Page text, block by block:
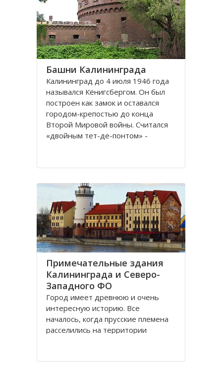
представлены прекрасные
Башни Калининграда
Калининград до 4 июля 1946 года
назывался Кёнигсбергом. Он был
построен как замок и оставался
городом-крепостью до конца
Второй Мировой войны. Считался
«двойным тет-де-понтом» -
истории, сохранилось много арок и
Примечательные здания
Калининграда и Северо-
Западного ФО
Город имеет древнюю и очень
интересную историю. Все
началось, когда прусские племена
расселились на территории
-крепость. Многие сооружения